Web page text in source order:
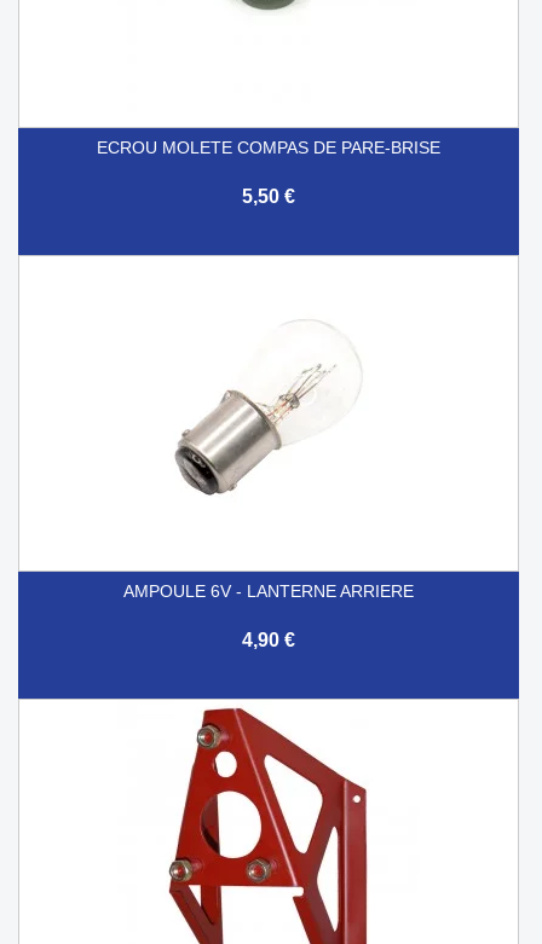
ECROU MOLETE COMPAS DE PARE-BRISE
5,50 €
AMPOULE 6V - LANTERNE ARRIERE
4,90 €